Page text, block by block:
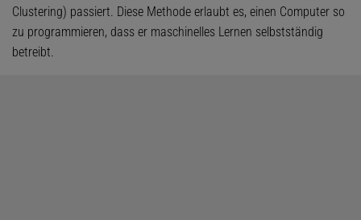
Clustering) passiert. Diese Methode erlaubt es, einen Computer so
zu programmieren, dass er maschinelles Lernen selbstständig
betreibt.